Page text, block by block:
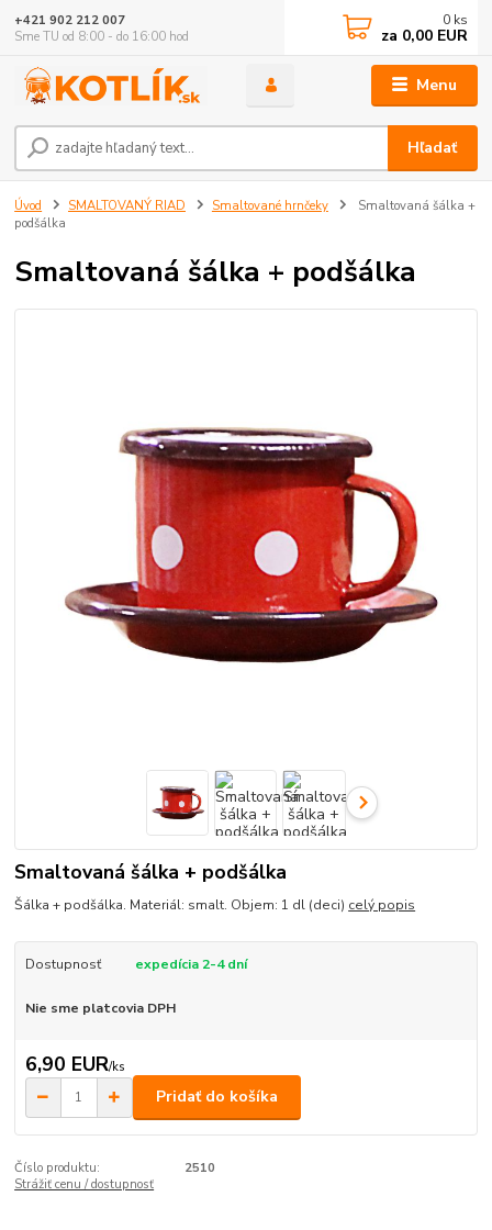
Menu
Hľadať
+421 902 212 007
Sme TU od 8:00 - do 16:00 hod
0 ks
za 0,00 EUR
Úvod SMALTOVANÝ RIAD Smaltované hrnčeky
Smaltovaná šálka +
podšálka
Smaltovaná šálka + podšálka
Smaltovaná šálka + podšálka
Šálka + podšálka. Materiál: smalt. Objem: 1 dl (deci) celý popis
Dostupnosť expedícia 2-4 dní
Nie sme platcovia DPH
6,90 EUR/ks
Pridať do košíka
Číslo produktu:
2510
Strážiť cenu / dostupnosť